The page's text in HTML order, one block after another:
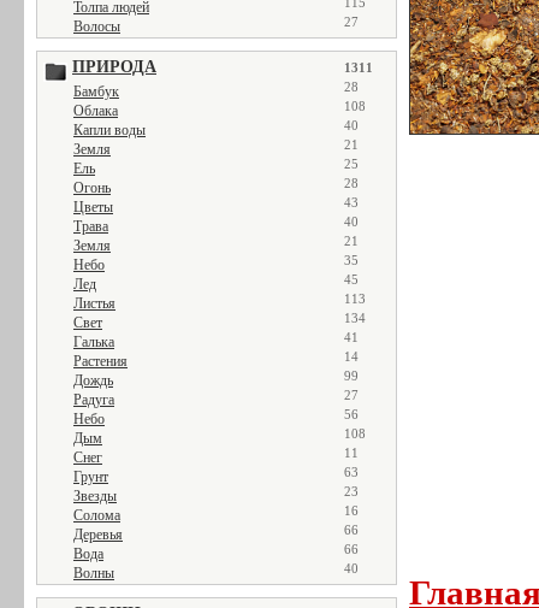
Толпа людей
Волосы 27
ПРИРОДА 1311
Бамбук 28
Облака 108
Капли воды 40
Земля 21
Ель 25
Огонь 28
Цветы 43
Трава 40
Земля 21
Небо 35
Лед 45
Листья 113
Свет 134
Галька 41
Растения 14
Дождь 99
Радуга 27
Небо 56
Дым 108
Снег 11
Грунт 63
Звезды 23
Солома 16
Деревья 66
Вода 66
Волны 40